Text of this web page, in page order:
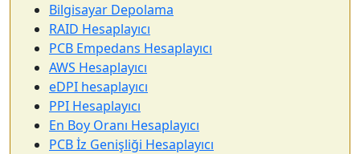
Bilgisayar Depolama
RAID Hesaplayıcı
PCB Empedans Hesaplayıcı
AWS Hesaplayıcı
eDPI hesaplayıcı
PPI Hesaplayıcı
En Boy Oranı Hesaplayıcı
PCB İz Genişliği Hesaplayıcı